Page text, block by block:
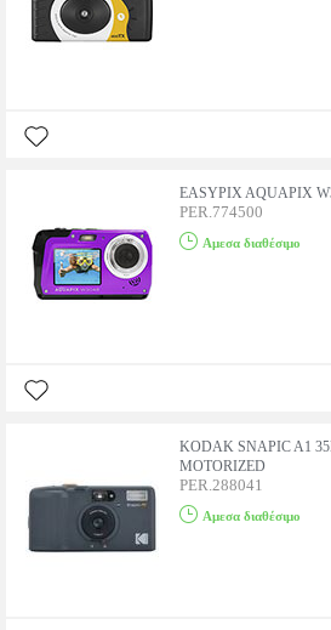
EASYPIX AQUAPIX
PER.774500
Αμεσα διαθέσιμο
KODAK SNAPIC A1
MOTORIZED
PER.288041
Αμεσα διαθέσιμο